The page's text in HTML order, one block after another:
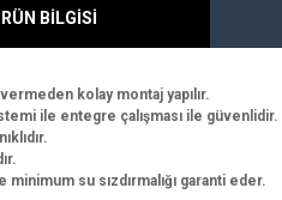
BİLGİSİ
kolay montaj yapılır.
ile entegre çalışması ile güvenlidir.
minimum su sızdırmalığı garanti eder.